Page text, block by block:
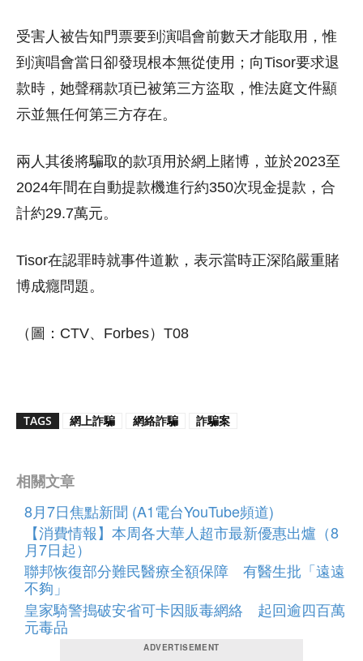
受害人被告知門票要到演唱會前數天才能取用，惟
到演唱會當日卻發現根本無從使用；向Tisor要求退
款時，她聲稱款項已被第三方盜取，惟法庭文件顯
示並無任何第三方存在。
兩人其後將騙取的款項用於網上賭博，並於2023至
2024年間在自動提款機進行約350次現金提款，合
計約29.7萬元。
Tisor在認罪時就事件道歉，表示當時正深陷嚴重賭
博成癮問題。
（圖：CTV、Forbes）T08
TAGS 網上詐騙 網絡詐騙 詐騙案
相關文章
8月7日焦點新聞 (A1電台YouTube頻道)
【消費情報】本周各大華人超市最新優惠出爐（8
月7日起）
聯邦恢復部分難民醫療全額保障 有醫生批「遠遠
不夠」
皇家騎警搗破安省可卡因販毒網絡 起回逾四百萬
元毒品